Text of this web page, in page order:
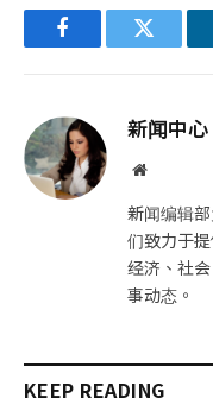
FacebookTwitter
新闻中心
网
新闻编辑
们致力于
经济、社
事动态。
KEEP READING